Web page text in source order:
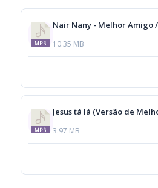
Nair Nany - Melhor Amigo
10.35 MB
Jesus tá lá (Versão de
3.97 MB